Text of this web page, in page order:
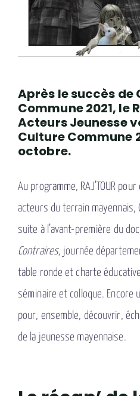
Après le succès de
Commune 2021, le
Acteurs Jeunesse
Culture Commune
octobre.
Au programme, RAJ’TOUR
acteurs du terrain mayennais,
suite à l’avant-première du
Contraires, journée
table ronde et charte
séminaire et colloque. Encore
pour, ensemble, découvrir,
de la jeunesse mayennaise.